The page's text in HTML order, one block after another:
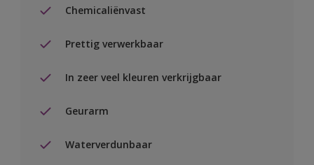
Chemicaliënvast
Prettig verwerkbaar
In zeer veel kleuren verkrijgbaar
Geurarm
Waterverdunbaar